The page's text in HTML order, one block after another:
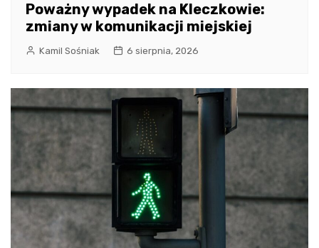
Poważny wypadek na Kleczkowie:
zmiany w komunikacji miejskiej
Kamil Sośniak 6 sierpnia, 2026